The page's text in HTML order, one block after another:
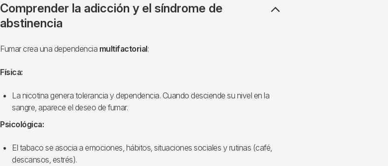
Comprender la adicción y el síndrome de
abstinencia
Fumar crea una dependencia multifactorial:
Física:
La nicotina genera tolerancia y dependencia. Cuando desciende su nivel en la
sangre, aparece el deseo de fumar.
Psicológica:
El tabaco se asocia a emociones, hábitos, situaciones sociales y rutinas (café,
descansos, estrés).